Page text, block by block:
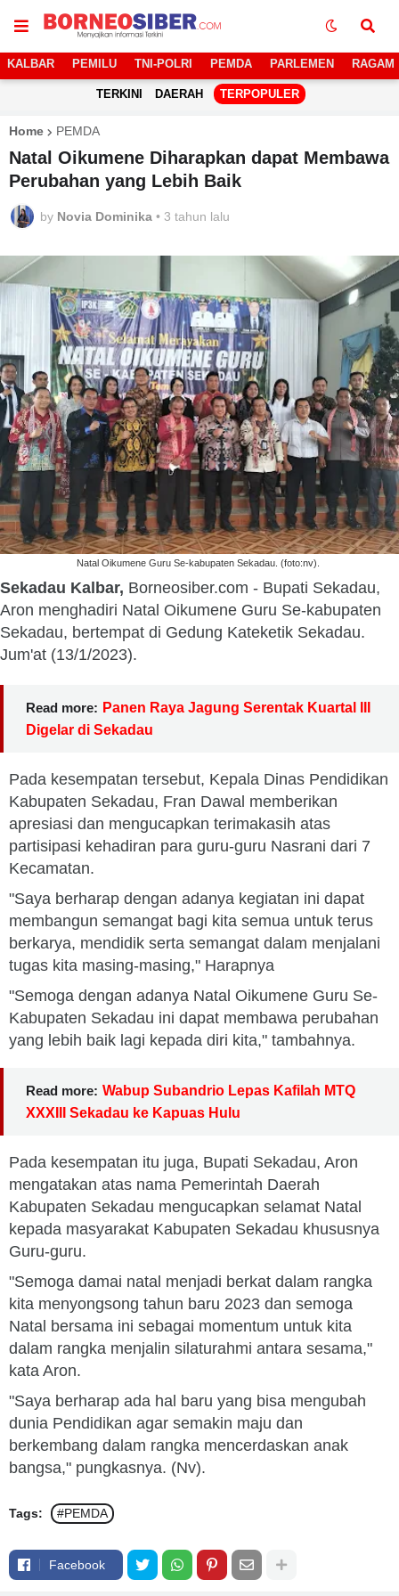
KALBAR PEMILU TNI-POLRI PEMDA PARLEMEN RAGAM
TERKINI DAERAH TERPOPULER
Home PEMDA
Natal Oikumene Diharapkan dapat Membawa
Perubahan yang Lebih Baik
by Novia Dominika • 3 tahun lalu
Natal Oikumene Guru Se-kabupaten Sekadau. (foto:nv).
Sekadau Kalbar, Borneosiber.com - Bupati Sekadau,
Aron menghadiri Natal Oikumene Guru Se-kabupaten
Sekadau, bertempat di Gedung Kateketik Sekadau.
Jum'at (13/1/2023).
Read more: Panen Raya Jagung Serentak Kuartal III
Digelar di Sekadau
Pada kesempatan tersebut, Kepala Dinas Pendidikan
Kabupaten Sekadau, Fran Dawal memberikan
apresiasi dan mengucapkan terimakasih atas
partisipasi kehadiran para guru-guru Nasrani dari 7
Kecamatan.
"Saya berharap dengan adanya kegiatan ini dapat
membangun semangat bagi kita semua untuk terus
berkarya, mendidik serta semangat dalam menjalani
tugas kita masing-masing," Harapnya
"Semoga dengan adanya Natal Oikumene Guru Se-
Kabupaten Sekadau ini dapat membawa perubahan
yang lebih baik lagi kepada diri kita," tambahnya.
Read more: Wabup Subandrio Lepas Kafilah MTQ
XXXIII Sekadau ke Kapuas Hulu
Pada kesempatan itu juga, Bupati Sekadau, Aron
mengatakan atas nama Pemerintah Daerah
Kabupaten Sekadau mengucapkan selamat Natal
kepada masyarakat Kabupaten Sekadau khususnya
Guru-guru.
"Semoga damai natal menjadi berkat dalam rangka
kita menyongsong tahun baru 2023 dan semoga
Natal bersama ini sebagai momentum untuk kita
dalam rangka menjalin silaturahmi antara sesama,"
kata Aron.
"Saya berharap ada hal baru yang bisa mengubah
dunia Pendidikan agar semakin maju dan
berkembang dalam rangka mencerdaskan anak
bangsa," pungkasnya. (Nv).
Tags: #PEMDA
Facebook